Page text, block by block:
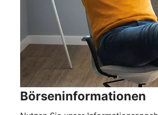
Börseninformationen